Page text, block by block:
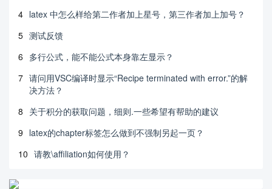
4 latex 中怎么样给第二作者加上星号，第三作者加上加号？
5 测试反馈
6 多行公式，能不能公式本身靠左显示？
7 请问用VSC编译时显示“Recipe terminated with error.”的解
决方法？
8 关于积分的获取问题，细则.一些希望有帮助的建议
9 latex的chapter标签怎么做到不强制另起一页？
10 请教\affiliation如何使用？